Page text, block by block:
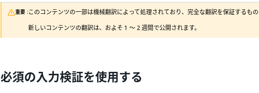
choose
product
重要 :このコンテンツの一部は機械翻訳によって処理されており、完全な翻訳を保証するもの
新しいコンテンツの翻訳は、およそ 1 ～ 2 週間で公開されます。
必須の入力検証を使用する